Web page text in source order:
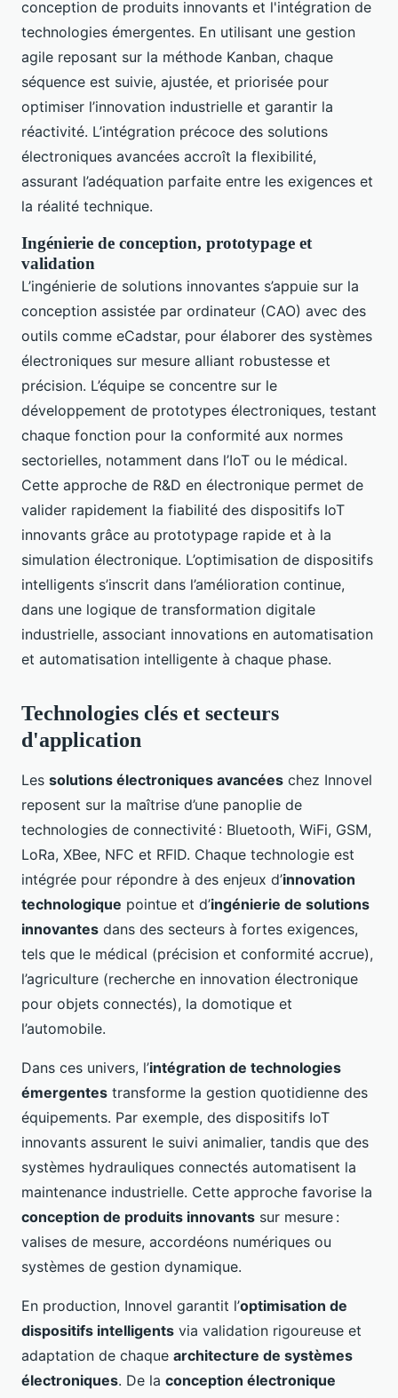
conception de produits innovants et l'intégration de
technologies émergentes. En utilisant une gestion
agile reposant sur la méthode Kanban, chaque
séquence est suivie, ajustée, et priorisée pour
optimiser l’innovation industrielle et garantir la
réactivité. L’intégration précoce des solutions
électroniques avancées accroît la flexibilité,
assurant l’adéquation parfaite entre les exigences et
la réalité technique.
Ingénierie de conception, prototypage et
validation
L’ingénierie de solutions innovantes s’appuie sur la
conception assistée par ordinateur (CAO) avec des
outils comme eCadstar, pour élaborer des systèmes
électroniques sur mesure alliant robustesse et
précision. L’équipe se concentre sur le
développement de prototypes électroniques, testant
chaque fonction pour la conformité aux normes
sectorielles, notamment dans l’IoT ou le médical.
Cette approche de R&D en électronique permet de
valider rapidement la fiabilité des dispositifs IoT
innovants grâce au prototypage rapide et à la
simulation électronique. L’optimisation de dispositifs
intelligents s’inscrit dans l’amélioration continue,
dans une logique de transformation digitale
industrielle, associant innovations en automatisation
et automatisation intelligente à chaque phase.
Technologies clés et secteurs
d'application
Les solutions électroniques avancées chez Innovel
reposent sur la maîtrise d’une panoplie de
technologies de connectivité : Bluetooth, WiFi, GSM,
LoRa, XBee, NFC et RFID. Chaque technologie est
intégrée pour répondre à des enjeux d’innovation
technologique pointue et d’ingénierie de solutions
innovantes dans des secteurs à fortes exigences,
tels que le médical (précision et conformité accrue),
l’agriculture (recherche en innovation électronique
pour objets connectés), la domotique et
l’automobile.
Dans ces univers, l’intégration de technologies
émergentes transforme la gestion quotidienne des
équipements. Par exemple, des dispositifs IoT
innovants assurent le suivi animalier, tandis que des
systèmes hydrauliques connectés automatisent la
maintenance industrielle. Cette approche favorise la
conception de produits innovants sur mesure :
valises de mesure, accordéons numériques ou
systèmes de gestion dynamique.
En production, Innovel garantit l’optimisation de
dispositifs intelligents via validation rigoureuse et
adaptation de chaque architecture de systèmes
électroniques. De la conception électronique